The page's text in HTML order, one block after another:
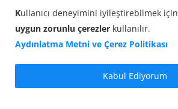
Kullanıcı deneyimini iyileştirebilmek için
uygun zorunlu çerezler kullanılır.
Aydınlatma Metni ve Çerez Politikası
Kabul Ediyorum